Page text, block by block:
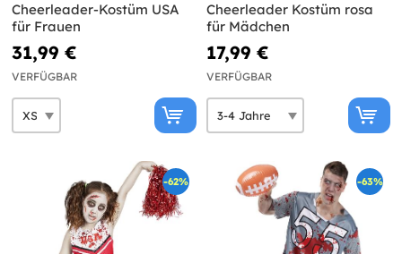
Cheerleader-Kostüm USA
für Frauen
31,99 €
VERFÜGBAR
Cheerleader Kostüm rosa
für Mädchen
17,99 €
VERFÜGBAR
-62% -63%